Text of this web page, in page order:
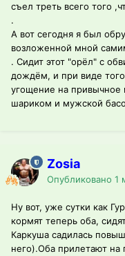
съел треть всего того
.
А вот сегодня я был
возложенной мной
. Сидит этот "орёл" с
дождём, и при виде
угощение на привычное
шариком и мужской
Zosia
Опубликовано 1
Ну вот, уже сутки как
кормят теперь оба,
Каркуша садилась
него).Оба прилетают на